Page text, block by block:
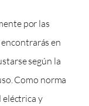
por las
encontrarás en
según la
Como norma
eléctrica y